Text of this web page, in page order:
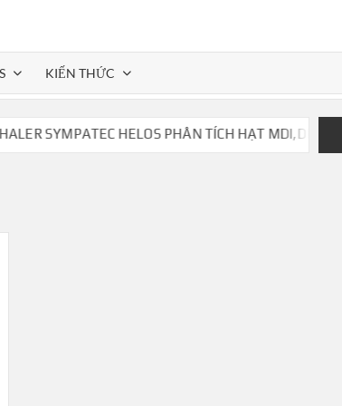
KIẾN THỨC
SYMPATEC HELOS PHÂN TÍCH HẠT MDI,DPI,..